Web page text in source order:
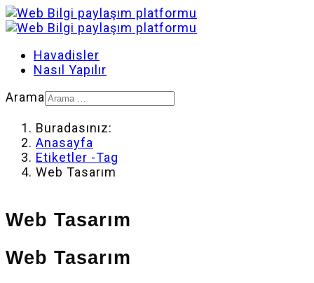
Havadisler
Nasıl Yapılır
Arama
Buradasınız:
Anasayfa
Etiketler -Tag
Web Tasarım
Web Tasarım
Web Tasarım